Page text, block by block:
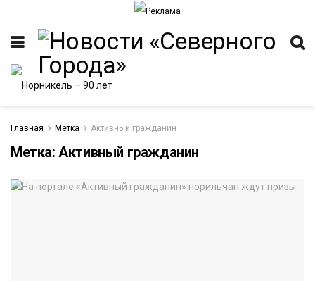
Главная Метка Активный гражданин
Метка:Активный гражданин